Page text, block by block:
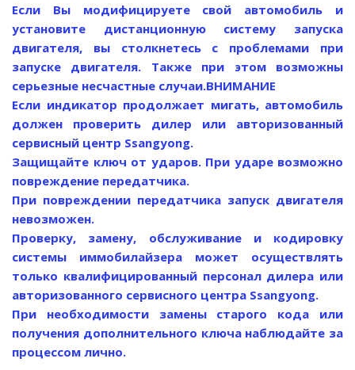
Если Вы модифицируете свой автомобиль и
установите дистанционную систему запуска
двигателя, вы столкнетесь с проблемами при
запуске двигателя. Также при этом возможны
серьезные несчастные случаи.ВНИМАНИЕ
Если индикатор продолжает мигать, автомобиль
должен проверить дилер или авторизованный
сервисный центр Ssangyong.
Защищайте ключ от ударов. При ударе возможно
повреждение передатчика.
При повреждении передатчика запуск двигателя
невозможен.
Проверку, замену, обслуживание и кодировку
системы иммобилайзера может осуществлять
только квалифицированный персонал дилера или
авторизованного сервисного центра Ssangyong.
При необходимости замены старого кода или
получения дополнительного ключа наблюдайте за
процессом лично.